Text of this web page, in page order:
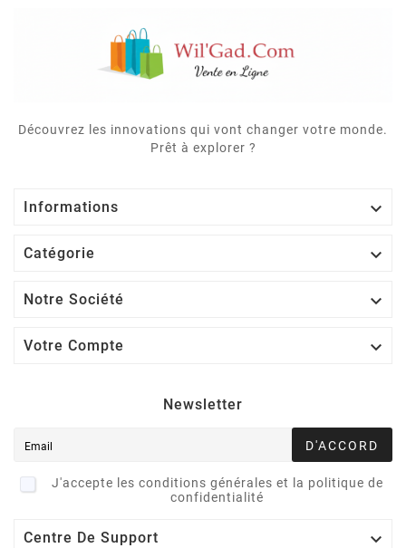
Découvrez les innovations qui vont changer votre monde.
Prêt à explorer ?
Informations 
Catégorie 
Notre Société 
Votre Compte 
Newsletter
D'ACCORD
J'accepte les conditions générales et la politique de
confidentialité
Centre De Support 